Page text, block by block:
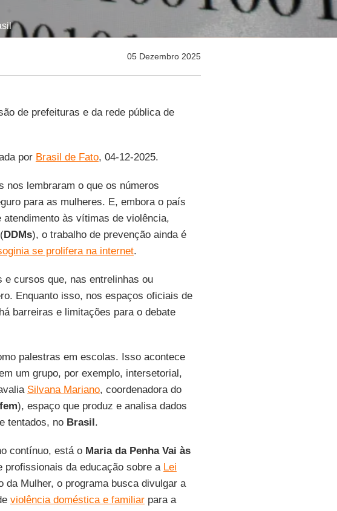
05 Dezembro 2025
de prefeituras e da rede pública de
por Brasil de Fato, 04-12-2025.
nos lembraram o que os números
para as mulheres. E, embora o país
às vítimas de violência,
DDMs), o trabalho de prevenção ainda é
se prolifera na internet.
cursos que, nas entrelinhas ou
Enquanto isso, nos espaços oficiais de
barreiras e limitações para o debate
palestras em escolas. Isso acontece
um grupo, por exemplo, intersetorial,
Silvana Mariano, coordenadora do
), espaço que produz e analisa dados
tentados, no Brasil.
contínuo, está o Maria da Penha Vai às
profissionais da educação sobre a Lei
da Mulher, o programa busca divulgar a
violência doméstica e familiarpara a